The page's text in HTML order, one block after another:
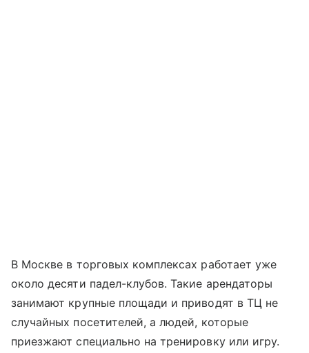
В Москве в торговых комплексах работает уже
около десяти падел-клубов. Такие арендаторы
занимают крупные площади и приводят в ТЦ не
случайных посетителей, а людей, которые
приезжают специально на тренировку или игру.